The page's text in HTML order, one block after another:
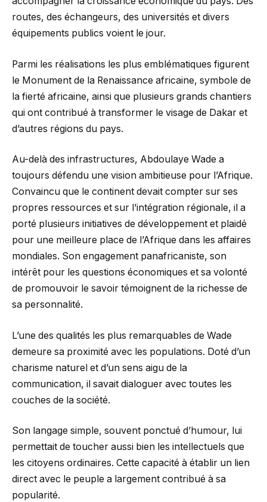
routes, des échangeurs, des universités et divers
équipements publics voient le jour.
Parmi les réalisations les plus emblématiques figurent
le Monument de la Renaissance africaine, symbole de
la fierté africaine, ainsi que plusieurs grands chantiers
qui ont contribué à transformer le visage de Dakar et
d’autres régions du pays.
Au-delà des infrastructures, Abdoulaye Wade a
toujours défendu une vision ambitieuse pour l’Afrique.
Convaincu que le continent devait compter sur ses
propres ressources et sur l’intégration régionale, il a
porté plusieurs initiatives de développement et plaidé
pour une meilleure place de l’Afrique dans les affaires
mondiales. Son engagement panafricaniste, son
intérêt pour les questions économiques et sa volonté
de promouvoir le savoir témoignent de la richesse de
sa personnalité.
L’une des qualités les plus remarquables de Wade
demeure sa proximité avec les populations. Doté d’un
charisme naturel et d’un sens aigu de la
communication, il savait dialoguer avec toutes les
couches de la société.
Son langage simple, souvent ponctué d’humour, lui
permettait de toucher aussi bien les intellectuels que
les citoyens ordinaires. Cette capacité à établir un lien
direct avec le peuple a largement contribué à sa
popularité.